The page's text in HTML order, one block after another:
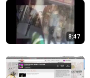
8:47